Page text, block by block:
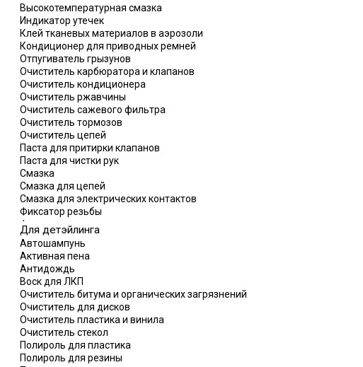
Высокотемпературная смазка
Индикатор утечек
Клей тканевых материалов в аэрозоли
Кондиционер для приводных ремней
Отпугиватель грызунов
Очиститель карбюратора и клапанов
Очиститель кондиционера
Очиститель ржавчины
Очиститель сажевого фильтра
Очиститель тормозов
Очиститель цепей
Паста для притирки клапанов
Паста для чистки рук
Смазка
Смазка для цепей
Смазка для электрических контактов
Фиксатор резьбы
Формирователь прокладок
Для детэйлинга
Автошампунь
Активная пена
Антидождь
Воск для ЛКП
Очиститель битума и органических загрязнений
Очиститель для дисков
Очиститель пластика и винила
Очиститель стекол
Полироль для пластика
Полироль для резины